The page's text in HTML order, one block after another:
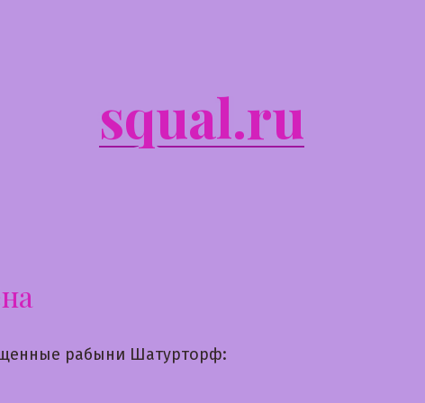
squal.ru
рабыни Шатурторф: